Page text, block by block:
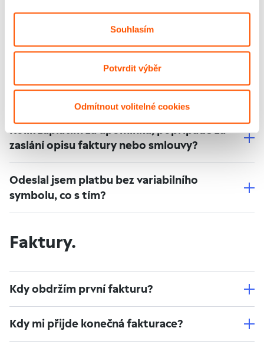
Souhlasím
Potvrdit výběr
Odmítnout volitelné cookies
Jak mám postupovat, když chci vrátit
přeplatek?
Kolik zaplatím za upomínku, popřípadě za
zaslání opisu faktury nebo smlouvy?
Odeslal jsem platbu bez variabilního
symbolu, co s tím?
Faktury.
Kdy obdržím první fakturu?
Kdy mi přijde konečná fakturace?